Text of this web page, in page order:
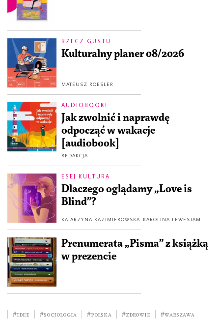
RZECZ GUSTU
Kulturalny planer 08/2026
MATEUSZ ROESLER
AUDIOBOOKI
Jak zwolnić i naprawdę
odpocząć w wakacje
[audiobook]
REDAKCJA
ESEJ KULTURA
Dlaczego oglądamy „Love is
Blind”?
KATARZYNA KAZIMIEROWSKA KAROLINA LEWESTAM
Prenumerata „Pisma” z książką
w prezencie
#idee #socjologia #Polska #zdrowie
#Warszawa